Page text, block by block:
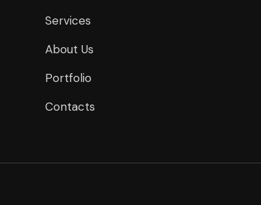
Services
About Us
Portfolio
Contacts